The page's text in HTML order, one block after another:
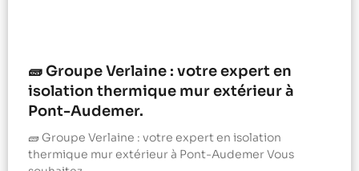
🧱 Groupe Verlaine : votre expert en
isolation thermique mur extérieur à
Pont-Audemer.
🧱 Groupe Verlaine : votre expert en isolation
thermique mur extérieur à Pont-Audemer Vous